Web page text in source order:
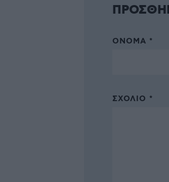
ΌΝΟΜΑ *
ΣΧΌΛΙΟ *